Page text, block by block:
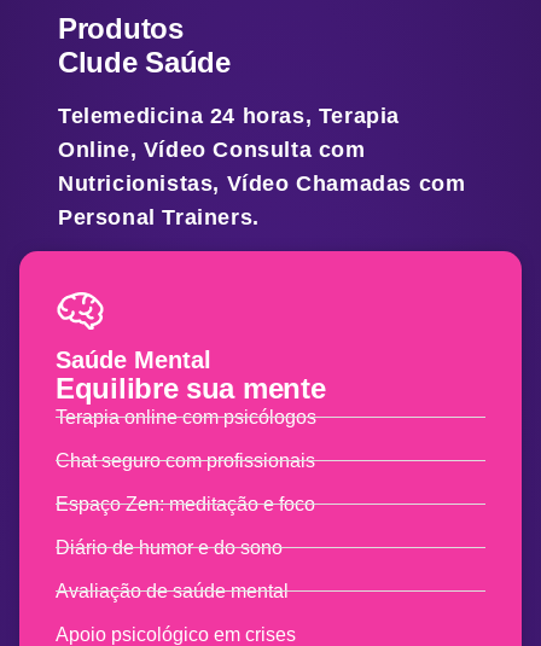
Produtos
Clude Saúde
Telemedicina 24 horas, Terapia
Online, Vídeo Consulta com
Nutricionistas, Vídeo Chamadas com
Personal Trainers.
Saúde Mental
Equilibre sua mente
Terapia online com psicólogos
Chat seguro com profissionais
Espaço Zen: meditação e foco
Diário de humor e do sono
Avaliação de saúde mental
Apoio psicológico em crises